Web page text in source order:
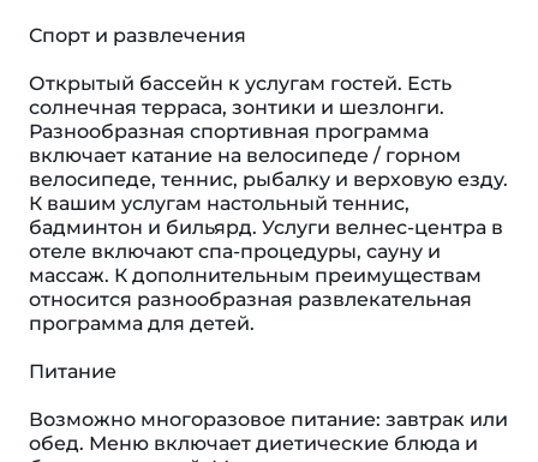
Спорт и развлечения
Открытый бассейн к услугам гостей. Есть
солнечная терраса, зонтики и шезлонги.
Разнообразная спортивная программа
включает катание на велосипеде / горном
велосипеде, теннис, рыбалку и верховую езду.
К вашим услугам настольный теннис,
бадминтон и бильярд. Услуги велнес-центра в
отеле включают спа-процедуры, сауну и
массаж. К дополнительным преимуществам
относится разнообразная развлекательная
программа для детей.
Питание
Возможно многоразовое питание: завтрак или
обед. Меню включает диетические блюда и